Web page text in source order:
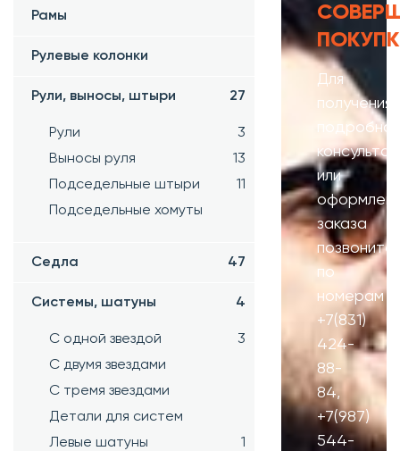
Рамы
Рулевые колонки
Рули, выносы, штыри 27
Рули
3
Выносы руля
13
Подседельные штыри
11
Подседельные хомуты
Седла 47
Системы, шатуны 4
С одной звездой
3
С двумя звездами
С тремя звездами
Детали для систем
Левые шатуны
1
Для
получения
подробной
или
заказа
позвоните
по
номерам
+7(831)
424-
88-
84,
+7(987)
544-